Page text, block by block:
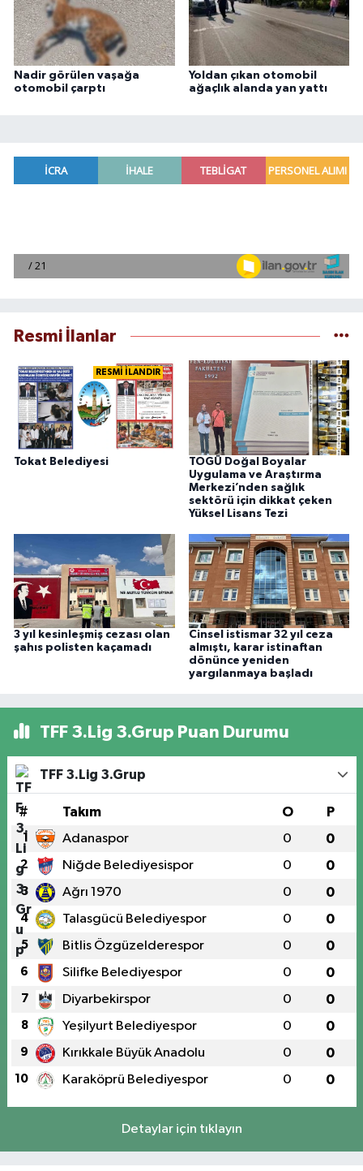
Nadir görülen vaşağa
otomobil çarptı
Yoldan çıkan otomobil
ağaçlık alanda yan yattı
Resmi İlanlar
RESMİ İLANDIR
Tokat Belediyesi
TOGÜ Doğal Boyalar
Uygulama ve Araştırma
Merkezi’nden sağlık
sektörü için dikkat çeken
Yüksel Lisans Tezi
3 yıl kesinleşmiş cezası olan
şahıs polisten kaçamadı
Cinsel istismar 32 yıl ceza
almıştı, karar istinaftan
dönünce yeniden
yargılanmaya başladı
TFF 3.Lig 3.Grup Puan Durumu
TFF 3.Lig 3.Grup
# Takım O P
1 Adanaspor 0 0
2 Niğde Belediyesispor 0 0
3 Ağrı 1970 0 0
4 Talasgücü Belediyespor 0 0
5 Bitlis Özgüzelderespor 0 0
6 Silifke Belediyespor 0 0
7 Diyarbekirspor 0 0
8 Yeşilyurt Belediyespor 0 0
9 Kırıkkale Büyük Anadolu 0 0
10 Karaköprü Belediyespor 0 0
Detaylar için tıklayın